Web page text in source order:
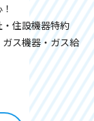
住設機器特約
ス機器・ガス給